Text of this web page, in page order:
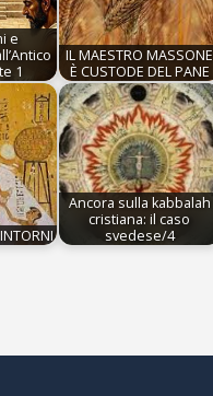
e
1
IL MAESTRO MASSONE
È CUSTODE DEL PANE
Ancora sulla kabbalah
cristiana: il caso
svedese/4